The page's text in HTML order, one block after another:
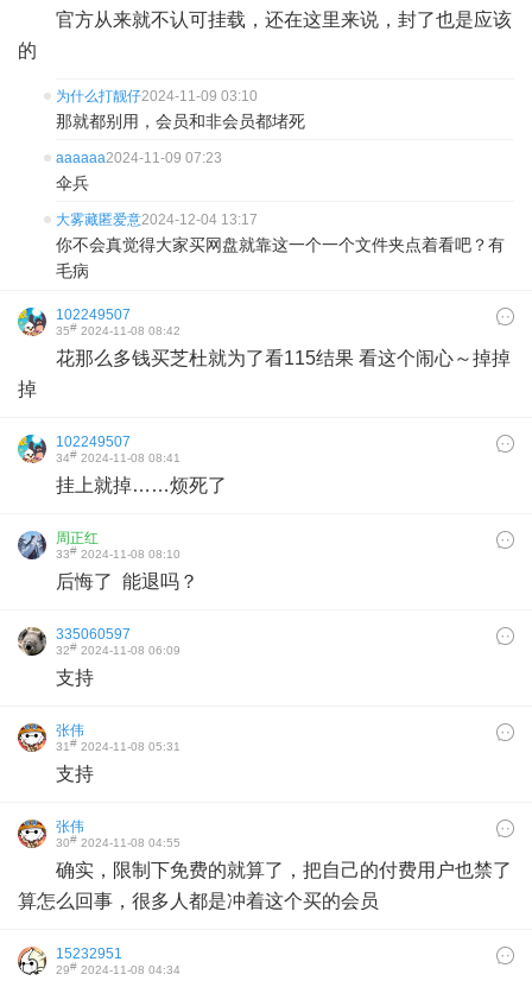
官方从来就不认可挂载，还在这里来说，封了也是应该
的
为什么打靓仔2024-11-09 03:10
那就都别用，会员和非会员都堵死
aaaaaa2024-11-09 07:23
伞兵
大雾藏匿爱意2024-12-04 13:17
你不会真觉得大家买网盘就靠这一个一个文件夹点着看吧？有
毛病
102249507
35# 2024-11-08 08:42
花那么多钱买芝杜就为了看115结果 看这个闹心～掉掉
掉
102249507
34# 2024-11-08 08:41
挂上就掉……烦死了
周正红
33# 2024-11-08 08:10
后悔了 能退吗？
335060597
32# 2024-11-08 06:09
支持
张伟
31# 2024-11-08 05:31
支持
张伟
30# 2024-11-08 04:55
确实，限制下免费的就算了，把自己的付费用户也禁了
算怎么回事，很多人都是冲着这个买的会员
15232951
29# 2024-11-08 04:34